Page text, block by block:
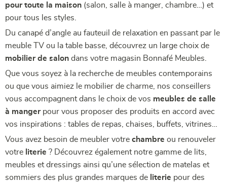
pour toute la maison (salon, salle à manger, chambre…) et
pour tous les styles.
Du canapé d’angle au fauteuil de relaxation en passant par le
meuble TV ou la table basse, découvrez un large choix de
mobilier de salon dans votre magasin Bonnafé Meubles.
Que vous soyez à la recherche de meubles contemporains
ou que vous aimiez le mobilier de charme, nos conseillers
vous accompagnent dans le choix de vos meubles de salle
à mangerpour vous proposer des produits en accord avec
vos inspirations : tables de repas, chaises, buffets, vitrines…
Vous avez besoin de meubler votre chambre ou renouveler
votre literie ? Découvrez également notre gamme de lits,
meubles et dressings ainsi qu’une sélection de matelas et
sommiers des plus grandes marques de literie pour des